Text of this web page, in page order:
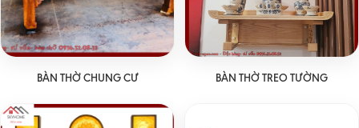
BÀN THỜ CHUNG CƯ BÀN THỜ TREO TƯỜNG